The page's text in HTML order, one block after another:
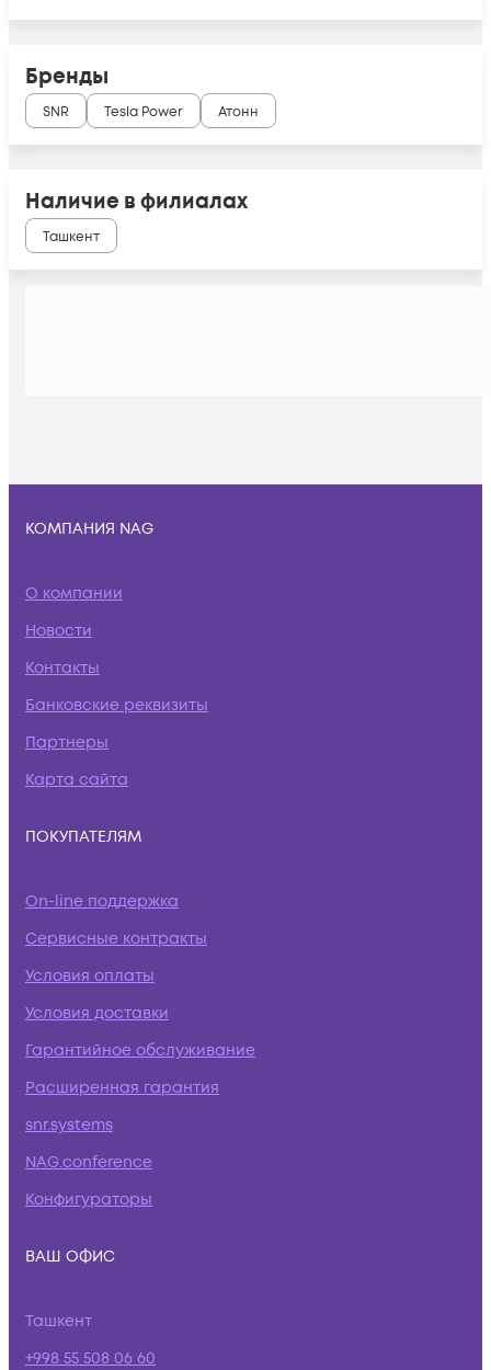
Бренды
SNR Tesla Power Атонн
Наличие в филиалах
Ташкент
КОМПАНИЯ NAG
О компании
Новости
Контакты
Банковские реквизиты
Партнеры
Карта сайта
ПОКУПАТЕЛЯМ
On-line поддержка
Сервисные контракты
Условия оплаты
Условия доставки
Гарантийное обслуживание
Расширенная гарантия
snr.systems
NAG.conference
Конфигураторы
ВАШ ОФИС
Ташкент
+998 55 508 06 60